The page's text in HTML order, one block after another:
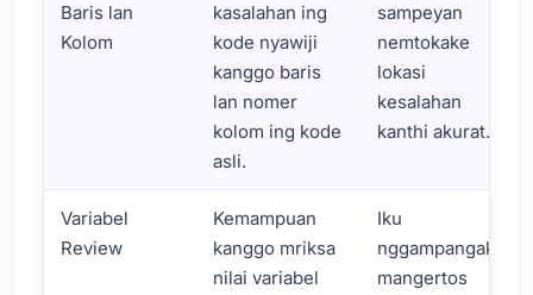
Baris lan
Kolom
kasalahan ing
kode nyawiji
kanggo baris
lan nomer
kolom ing kode
asli.
sampeyan
nemtokake
lokasi
kesalahan
kanthi akurat.
Variabel
Review
Kemampuan
kanggo mriksa
nilai variabel
Iku
nggampangake
mangertos